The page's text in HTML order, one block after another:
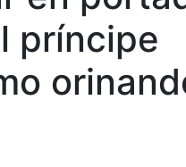
príncipe